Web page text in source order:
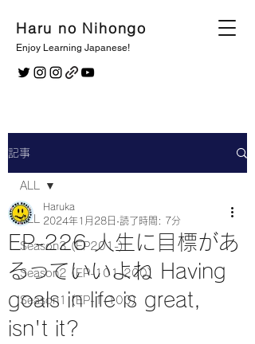
Haru no Nihongo
Enjoy Learning Japanese!
記事
ALL
Season3 (EP201-)
Season2 (EP-101-200)
Season1 (EP-1-100)
ALL
EP-226 人生に目標があ
るっていいよね Having
goals in life is great,
isn't it?
Haruka
2024年1月28日 読了時間: 7分